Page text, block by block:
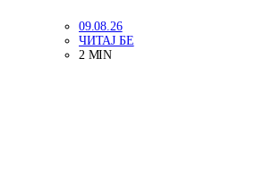
09.08.26
ЧИТАЈ БЕ
2 MIN